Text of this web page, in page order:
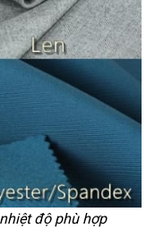
độ phù hợp